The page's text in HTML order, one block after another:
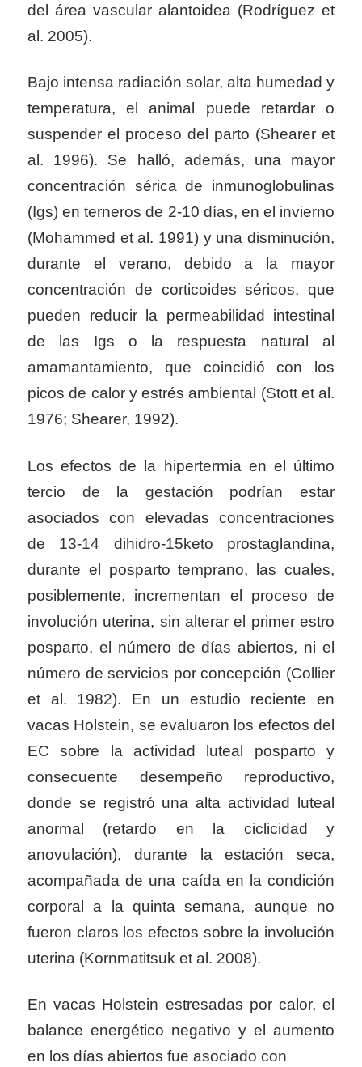
del área vascular alantoidea (Rodríguez et
al. 2005).
Bajo intensa radiación solar, alta humedad y
temperatura, el animal puede retardar o
suspender el proceso del parto (Shearer et
al. 1996). Se halló, además, una mayor
concentración sérica de inmunoglobulinas
(Igs) en terneros de 2-10 días, en el invierno
(Mohammed et al. 1991) y una disminución,
durante el verano, debido a la mayor
concentración de corticoides séricos, que
pueden reducir la permeabilidad intestinal
de las Igs o la respuesta natural al
amamantamiento, que coincidió con los
picos de calor y estrés ambiental (Stott et al.
1976; Shearer, 1992).
Los efectos de la hipertermia en el último
tercio de la gestación podrían estar
asociados con elevadas concentraciones
de 13-14 dihidro-15keto prostaglandina,
durante el posparto temprano, las cuales,
posiblemente, incrementan el proceso de
involución uterina, sin alterar el primer estro
posparto, el número de días abiertos, ni el
número de servicios por concepción (Collier
et al. 1982). En un estudio reciente en
vacas Holstein, se evaluaron los efectos del
EC sobre la actividad luteal posparto y
consecuente desempeño reproductivo,
donde se registró una alta actividad luteal
anormal (retardo en la ciclicidad y
anovulación), durante la estación seca,
acompañada de una caída en la condición
corporal a la quinta semana, aunque no
fueron claros los efectos sobre la involución
uterina (Kornmatitsuk et al. 2008).
En vacas Holstein estresadas por calor, el
balance energético negativo y el aumento
en los días abiertos fue asociado con